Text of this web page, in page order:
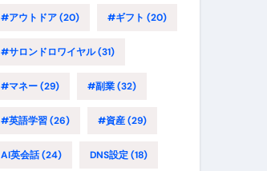
#アウトドア(20) #ギフト (20)
#サロンドロワイヤル(31)
#マネー(29) #副業(32)
#英語学習(26) #資産(29)
AI英会話(24) DNS設定(18)